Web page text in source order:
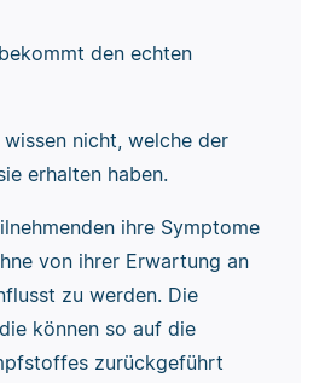
bekommt den echten
wissen nicht, welche der
erhalten haben.
ihre Symptome
von ihrer Erwartung an
zu werden. Die
können so auf die
zurückgeführt